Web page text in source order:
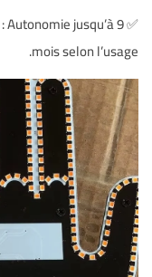
✅
: Autonomie jusqu’à 9
mois selon l’usage.